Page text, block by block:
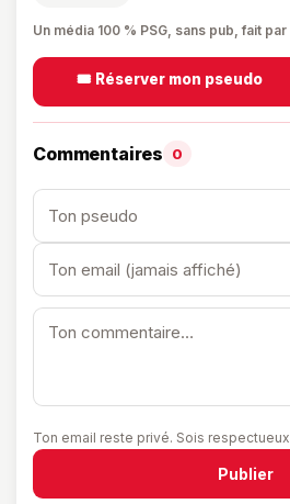
Un média 100 % PSG, sans pub, fait
🎟️ Réserver mon pseudo
Commentaires 0
Ton email reste privé. Sois
Publier